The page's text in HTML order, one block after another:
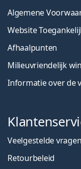
Algemene
Website
Afhaalpunten
Milieuvriendelijk
Informatie over de
Veelgestelde
Retourbeleid